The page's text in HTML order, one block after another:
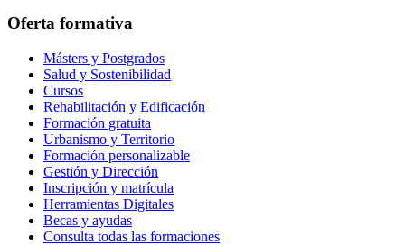
Oferta formativa
Másters y Postgrados
Salud y Sostenibilidad
Cursos
Rehabilitación y Edificación
Formación gratuita
Urbanismo y Territorio
Formación personalizable
Gestión y Dirección
Inscripción y matrícula
Herramientas Digitales
Becas y ayudas
Consulta todas las formaciones